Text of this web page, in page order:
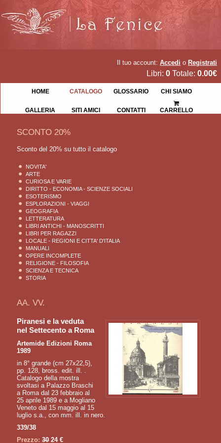
Il tuo account: Accedi o Registrati
Libri: 0 Totale: 0.00€
HOME CATALOGO GLOSSARIO CHI SIAMO
GALLERIA SITI AMICI CONTATTI CARRELLO
SCONTO 20%
Sconto del 20% su tutto il catalogo
NOVITA'
ARTE
CURIOSA E VARIE
DIRITTO - ECONOMIA - SCIENZE SOCIALI
ESOTERISMO
ESPLORAZIONI - VIAGGI
GEOGRAFIA
LETTERATURA
LIBRI ANTICHI - MANOSCRITTI
LIBRI PER RAGAZZI
LOCALE - REGIONI E CITTA' D'ITALIA
MANUALI
OPERE INCOMPLETE
RELIGIONE - FILOSOFIA
SCIENZA E TECNICA
STORIA
AA. VV.
Piranesi e la veduta
nel Settecento a Roma
Artemide Edizioni Roma
1989
in 8° grande (cm 27x22,5),
pp. 128, bross. edit. ill. .
Catalogo della mostra
svoltasi a Palazzo Braschi
a Roma dal 23 febbraio al
25 aprile 1989 e a Mogliano
Veneto dal 15 maggio al 15
luglio s.a., con mm. ill. in nero.
339/38
Prezzo: 3024 €